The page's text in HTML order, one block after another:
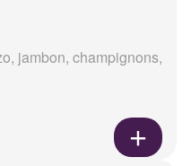
jambon, champignons,